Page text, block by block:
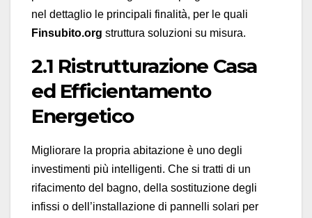
nel dettaglio le principali finalità, per le quali
Finsubito.org struttura soluzioni su misura.
2.1 Ristrutturazione Casa
ed Efficientamento
Energetico
Migliorare la propria abitazione è uno degli
investimenti più intelligenti. Che si tratti di un
rifacimento del bagno, della sostituzione degli
infissi o dell’installazione di pannelli solari per